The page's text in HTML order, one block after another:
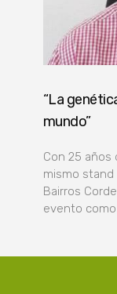
“La
mundo”
Con 25 años
mismo stand
Bairros
evento